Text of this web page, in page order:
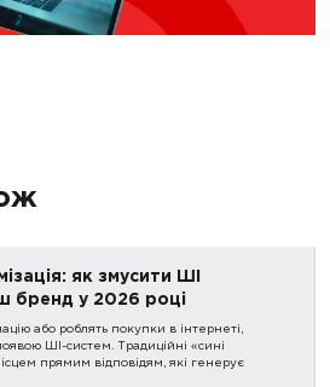
як змусити ШІ
бренд у 2026 році
або роблять покупки в інтернеті,
ШІ-систем. Традиційні «сині
прямим відповідям, які генерує